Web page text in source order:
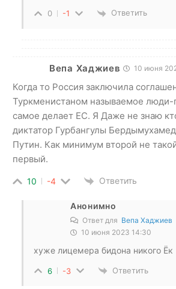
0 -1 Ответить
Вепа Хаджиев 10 июня
Когда то Россия заключила
Туркменистаном называемое люди-
самое делает ЕС. Я Даже не знаю
диктатор Гурбангулы
Путин. Как минимум второй не
первый.
10 -4 Ответить
Анонимно
Ответ для Вепа Хаджиев
10 июня 2023 14:30
хуже лицемера бидона никого Ёк
6 -3 Ответить